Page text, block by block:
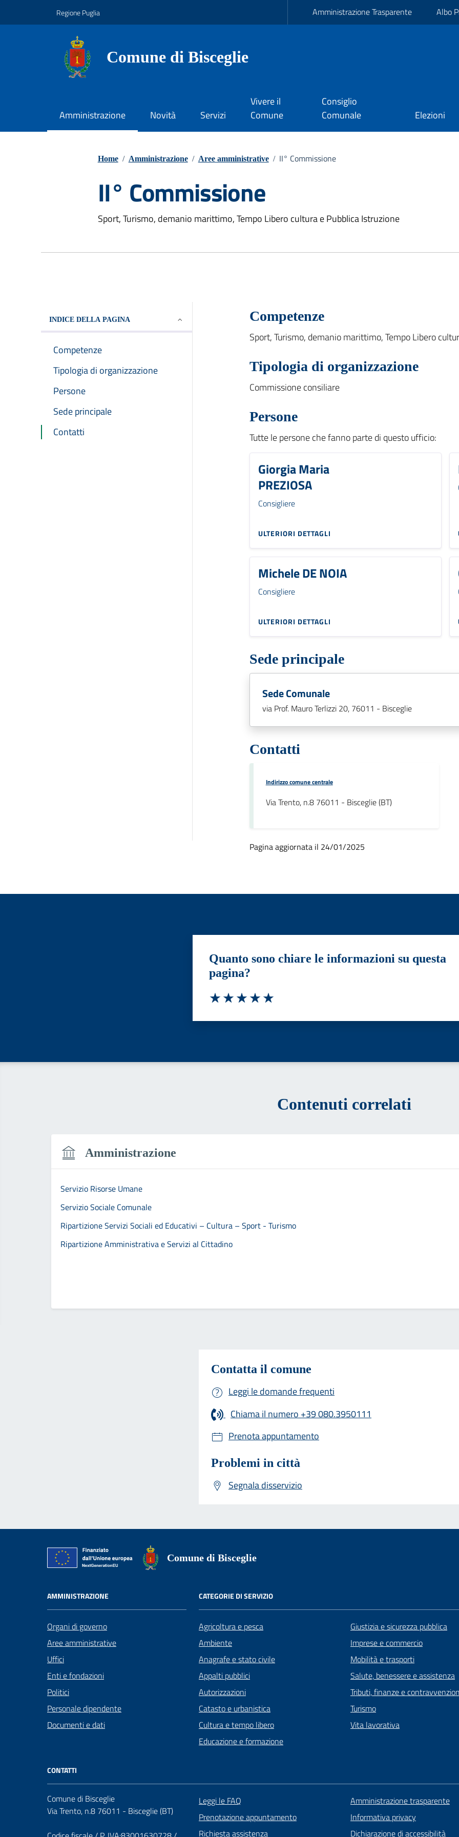
Regione Puglia Amministrazione Trasparente Albo
Comune di Bisceglie
Amministrazione Novità Servizi
Vivere il
Comune
Consiglio
Comunale
Elezioni
Home / Amministrazione / Aree amministrative / II° Commissione
II° Commissione
Sport, Turismo, demanio marittimo, Tempo Libero cultura e Pubblica Istruzione
INDICE DELLA PAGINA
Competenze
Tipologia di organizzazione
Persone
Sede principale
Contatti
Competenze
Sport, Turismo, demanio marittimo, Tempo Libero
Tipologia di organizzazione
Commissione consiliare
Persone
Tutte le persone che fanno parte di questo ufficio:
Giorgia Maria
PREZIOSA
Consigliere
ULTERIORI DETTAGLI
Michele DE NOIA
Consigliere
ULTERIORI DETTAGLI
Sede principale
Sede Comunale
via Prof. Mauro Terlizzi 20, 76011 - Bisceglie
Contatti
Indirizzo comune centrale
Via Trento, n.8 76011 - Bisceglie (BT)
Pagina aggiornata il 24/01/2025
Quanto sono chiare le informazioni su questa
pagina?
Contenuti correlati
Amministrazione
Servizio Risorse Umane
Servizio Sociale Comunale
Ripartizione Servizi Sociali ed Educativi – Cultura – Sport - Turismo
Ripartizione Amministrativa e Servizi al Cittadino
Contatta il comune
Leggi le domande frequenti
Chiama il numero +39 080.3950111
Prenota appuntamento
Problemi in città
Segnala disservizio
Comune di Bisceglie
AMMINISTRAZIONE
Organi di governo
Aree amministrative
Uffici
Enti e fondazioni
Politici
Personale dipendente
Documenti e dati
CATEGORIE DI SERVIZIO
Agricoltura e pesca
Ambiente
Anagrafe e stato civile
Appalti pubblici
Autorizzazioni
Catasto e urbanistica
Cultura e tempo libero
Educazione e formazione
Giustizia e sicurezza pubblica
Imprese e commercio
Mobilità e trasporti
Salute, benessere e assistenza
Tributi, finanze e
Turismo
Vita lavorativa
CONTATTI
Comune di Bisceglie
Via Trento, n.8 76011 - Bisceglie (BT)
Leggi le FAQ
Prenotazione appuntamento
Richiesta assistenza
Amministrazione trasparente
Informativa privacy
Dichiarazione di accessibilità